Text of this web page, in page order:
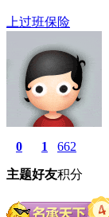
上过班保险
0
主题
1
好友
662
积分